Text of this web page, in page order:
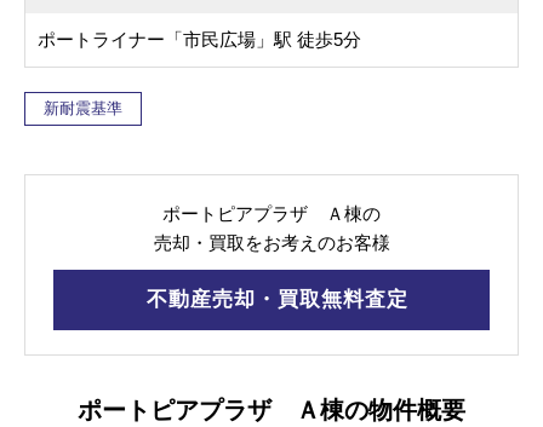
ポートライナー「市民広場」駅 徒歩5分
新耐震基準
ポートピアプラザ Ａ棟の
売却・買取をお考えのお客様
不動産売却・買取無料査定
ポートピアプラザ Ａ棟の物件概要